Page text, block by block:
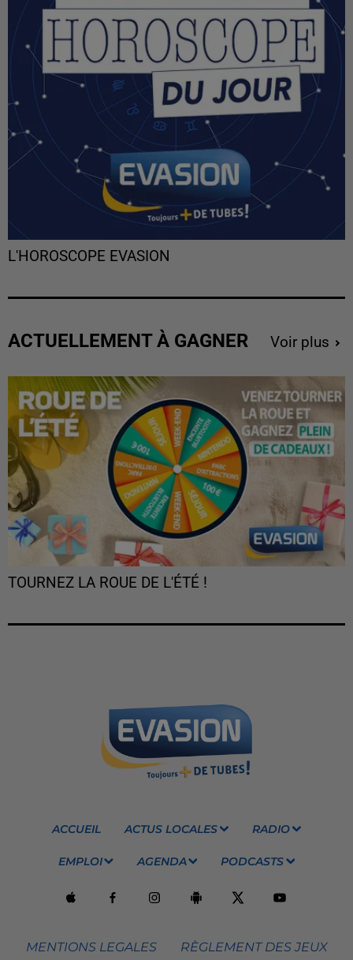
L'HOROSCOPE EVASION
ACTUELLEMENT À GAGNER Voir plus
TOURNEZ LA ROUE DE L'ÉTÉ !
ACCUEIL ACTUS LOCALES RADIO
EMPLOI AGENDA PODCASTS
MENTIONS LEGALES RÈGLEMENT DES JEUX